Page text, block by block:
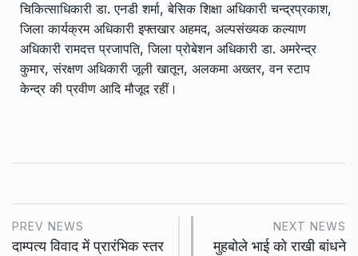
चिकित्साधिकारी डा. एनडी शर्मा, बेसिक शिक्षा अधिकारी चन्द्रप्रकाश,
जिला कार्यक्रम अधिकारी इफ्तखार अहमद, अल्पसंख्यक कल्याण
अधिकारी रामदत्त प्रजापति, जिला प्रोबेशन अधिकारी डा. अमरेन्द्र
कुमार, संरक्षण अधिकारी जूली खातून, अलकमा अख्तर, वन स्टाप
केन्द्र की प्रवीण आदि मौजूद रहीं।
PREV NEWS
दाम्पत्य विवाद में प्रारंभिक स्तर
NEXT NEWS
मुहबोले भाई को राखी बांधने